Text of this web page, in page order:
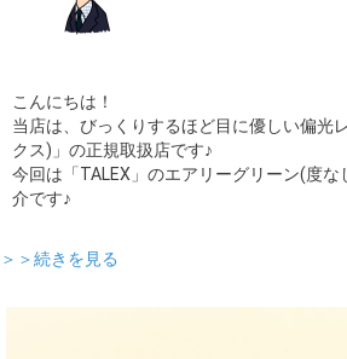
こんにちは！
当店は、びっくりするほど目に優しい偏光
クス)」の正規取扱店です♪
今回は「TALEX」のエアリーグリーン(度な
介です♪
＞＞続きを見る